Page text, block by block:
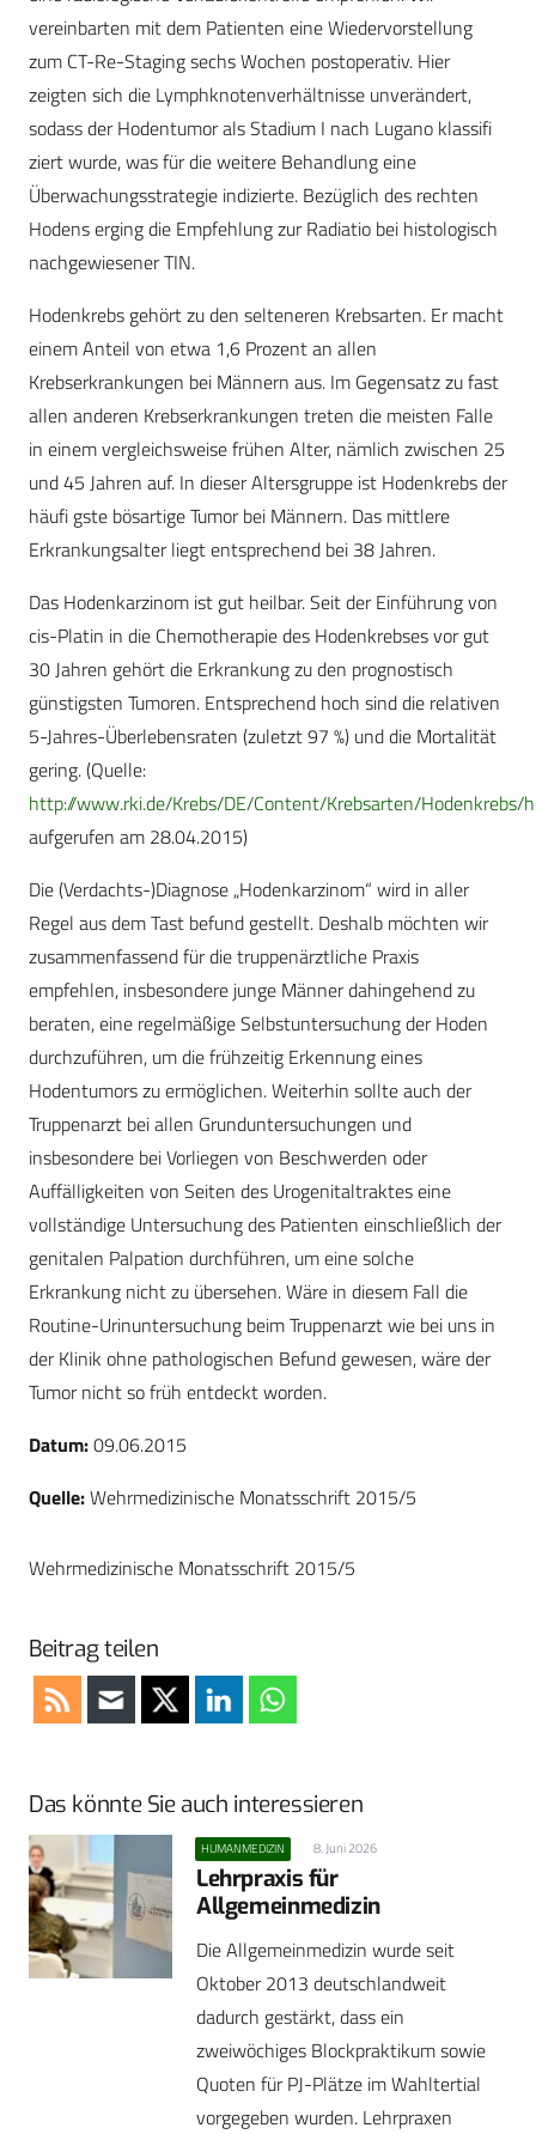
vereinbarten mit dem Patienten eine Wiedervorstellung
zum CT-Re-Staging sechs Wochen postoperativ. Hier
zeigten sich die Lymphknotenverhältnisse unverändert,
sodass der Hodentumor als Stadium I nach Lugano klassifi
ziert wurde, was für die weitere Behandlung eine
Überwachungsstrategie indizierte. Bezüglich des rechten
Hodens erging die Empfehlung zur Radiatio bei histologisch
nachgewiesener TIN.
Hodenkrebs gehört zu den selteneren Krebsarten. Er macht
einem Anteil von etwa 1,6 Prozent an allen
Krebserkrankungen bei Männern aus. Im Gegensatz zu fast
allen anderen Krebserkrankungen treten die meisten Falle
in einem vergleichsweise frühen Alter, nämlich zwischen 25
und 45 Jahren auf. In dieser Altersgruppe ist Hodenkrebs der
häufi gste bösartige Tumor bei Männern. Das mittlere
Erkrankungsalter liegt entsprechend bei 38 Jahren.
Das Hodenkarzinom ist gut heilbar. Seit der Einführung von
cis-Platin in die Chemotherapie des Hodenkrebses vor gut
30 Jahren gehört die Erkrankung zu den prognostisch
günstigsten Tumoren. Entsprechend hoch sind die relativen
5-Jahres-Überlebensraten (zuletzt 97 %) und die Mortalität
gering. (Quelle:
http://www.rki.de/Krebs/DE/Content/Krebsarten/Hodenkrebs/
aufgerufen am 28.04.2015)
Die (Verdachts-)Diagnose „Hodenkarzinom“ wird in aller
Regel aus dem Tast befund gestellt. Deshalb möchten wir
zusammenfassend für die truppenärztliche Praxis
empfehlen, insbesondere junge Männer dahingehend zu
beraten, eine regelmäßige Selbstuntersuchung der Hoden
durchzuführen, um die frühzeitig Erkennung eines
Hodentumors zu ermöglichen. Weiterhin sollte auch der
Truppenarzt bei allen Grunduntersuchungen und
insbesondere bei Vorliegen von Beschwerden oder
Auffälligkeiten von Seiten des Urogenitaltraktes eine
vollständige Untersuchung des Patienten einschließlich der
genitalen Palpation durchführen, um eine solche
Erkrankung nicht zu übersehen. Wäre in diesem Fall die
Routine-Urinuntersuchung beim Truppenarzt wie bei uns in
der Klinik ohne pathologischen Befund gewesen, wäre der
Tumor nicht so früh entdeckt worden.
Datum:09.06.2015
Quelle:Wehrmedizinische Monatsschrift 2015/5
Wehrmedizinische Monatsschrift 2015/5
Beitrag teilen
Das könnte Sie auch interessieren
HUMANMEDIZIN 8. Juni 2026
Lehrpraxis für
Allgemeinmedizin
Die Allgemeinmedizin wurde seit
Oktober 2013 deutschlandweit
dadurch gestärkt, dass ein
zweiwöchiges Blockpraktikum sowie
Quoten für PJ-Plätze im Wahltertial
vorgegeben wurden. Lehrpraxen